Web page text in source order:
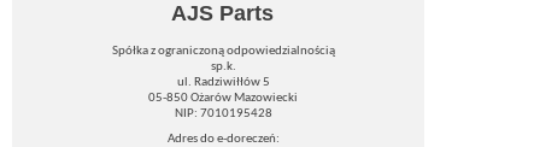
AJS Parts
Spółka z ograniczoną odpowiedzialnością
sp.k.
ul. Radziwiłłów 5
05-850 Ożarów Mazowiecki
NIP: 7010195428
Adres do e-doreczeń: